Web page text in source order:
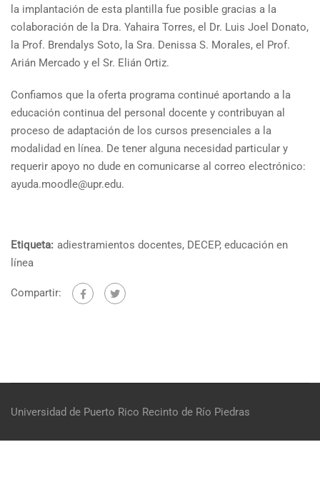
la implantación de esta plantilla fue posible gracias a la
colaboración de la Dra. Yahaira Torres, el Dr. Luis Joel Donato,
la Prof. Brendalys Soto, la Sra. Denissa S. Morales, el Prof.
Arián Mercado y el Sr. Elián Ortiz.
Confiamos que la oferta programa continué aportando a la
educación continua del personal docente y contribuyan al
proceso de adaptación de los cursos presenciales a la
modalidad en línea. De tener alguna necesidad particular y
requerir apoyo no dude en comunicarse al correo electrónico:
ayuda.moodle@upr.edu.
Etiqueta: adiestramientos docentes, DECEP, educación en
línea
Compartir:
Universidad de Puerto Rico Recinto de Río Piedras